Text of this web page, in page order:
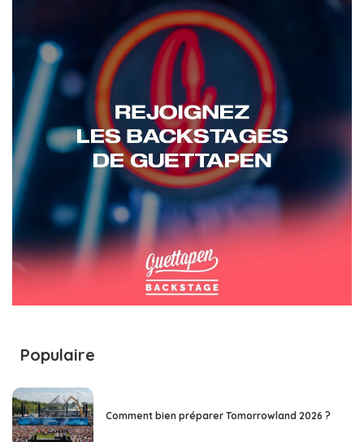
Populaire
Comment bien préparer Tomorrowland 2026 ?